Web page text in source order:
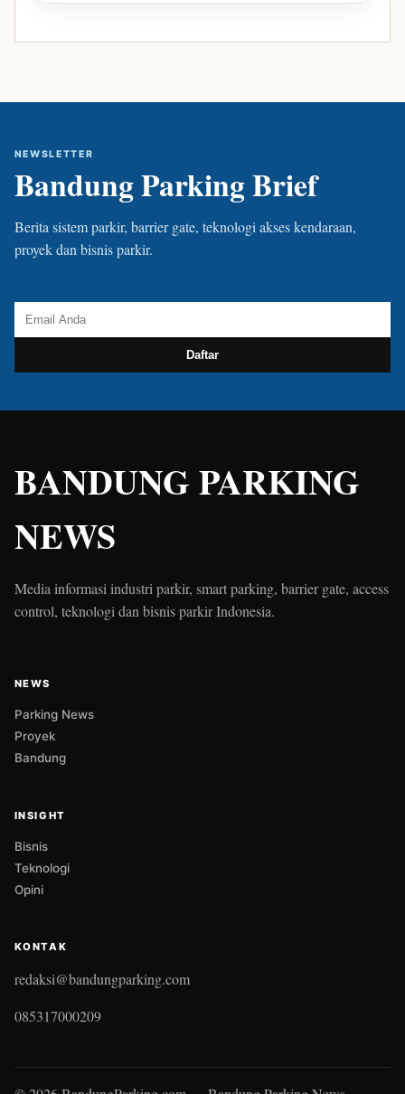
NEWSLETTER
Bandung Parking Brief
Berita sistem parkir, barrier gate, teknologi akses kendaraan,
proyek dan bisnis parkir.
Daftar
BANDUNG PARKING
NEWS
Media informasi industri parkir, smart parking, barrier gate, access
control, teknologi dan bisnis parkir Indonesia.
NEWS
Parking News
Proyek
Bandung
INSIGHT
Bisnis
Teknologi
Opini
KONTAK
redaksi@bandungparking.com
085317000209